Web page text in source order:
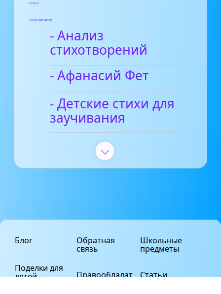
Статьи
Стихи для детей
- Анализ
стихотворений
- Афанасий Фет
- Детские стихи для
заучивания
Блог
Поделки для
детей
Обратная
связь
Правообладат
Школьные
предметы
Статьи